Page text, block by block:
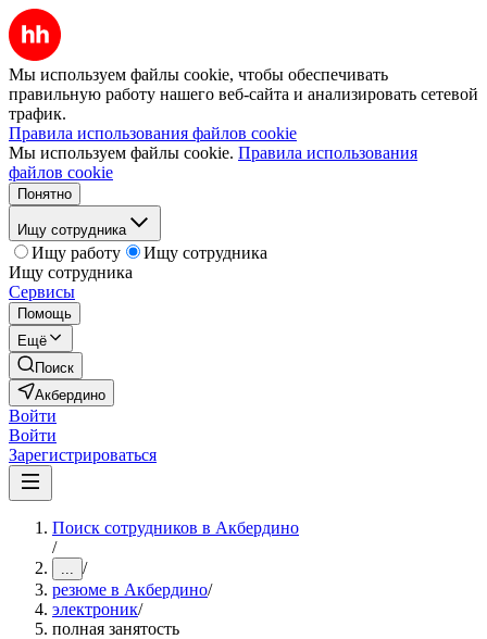
Мы используем файлы cookie, чтобы обеспечивать
правильную работу нашего веб-сайта и анализировать сетевой
трафик.
Правила использования файлов cookie
Мы используем файлы cookie. Правила использования
файлов cookie
Понятно
Ищу сотрудника
Ищу работу
Ищу сотрудника
Ищу сотрудника
Сервисы
Помощь
Ещё
Поиск
Акбердино
Войти
Войти
Зарегистрироваться
Поиск сотрудников в Акбердино
/
... /
резюме в Акбердино/
электроник/
полная занятость